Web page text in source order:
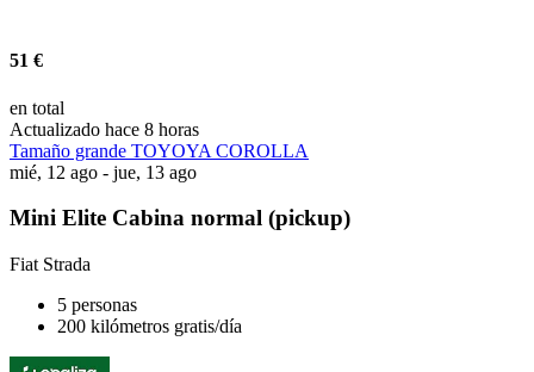
51 €
en total
Actualizado hace 8 horas
Tamaño grande TOYOYA COROLLA
mié, 12 ago - jue, 13 ago
Mini Elite Cabina normal (pickup)
Fiat Strada
5 personas
200 kilómetros gratis/día